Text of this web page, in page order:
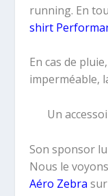
running. En
shirt
En cas de
imperméable,
Un
Son sponsor
Nous le
Aéro Zebra